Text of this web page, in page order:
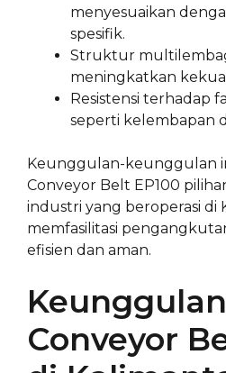
menyesuaikan
spesifik.
Struktur
meningkatkan
Resistensi terhadap
seperti kelembapan
Keunggulan-keunggulan
Conveyor Belt EP100
industri yang beroperasi di
memfasilitasi
efisien dan aman.
Keunggulan
Conveyor